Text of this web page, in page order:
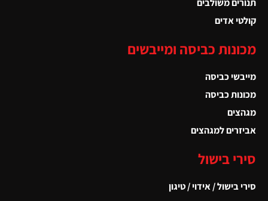
תנורים משולבים
קולטי אדים
מכונות כביסה ומייבשים
מייבשי כביסה
מכונות כביסה
מגהצים
אביזרים למגהצים
סירי בישול
סירי בישול / אידוי / טיגון